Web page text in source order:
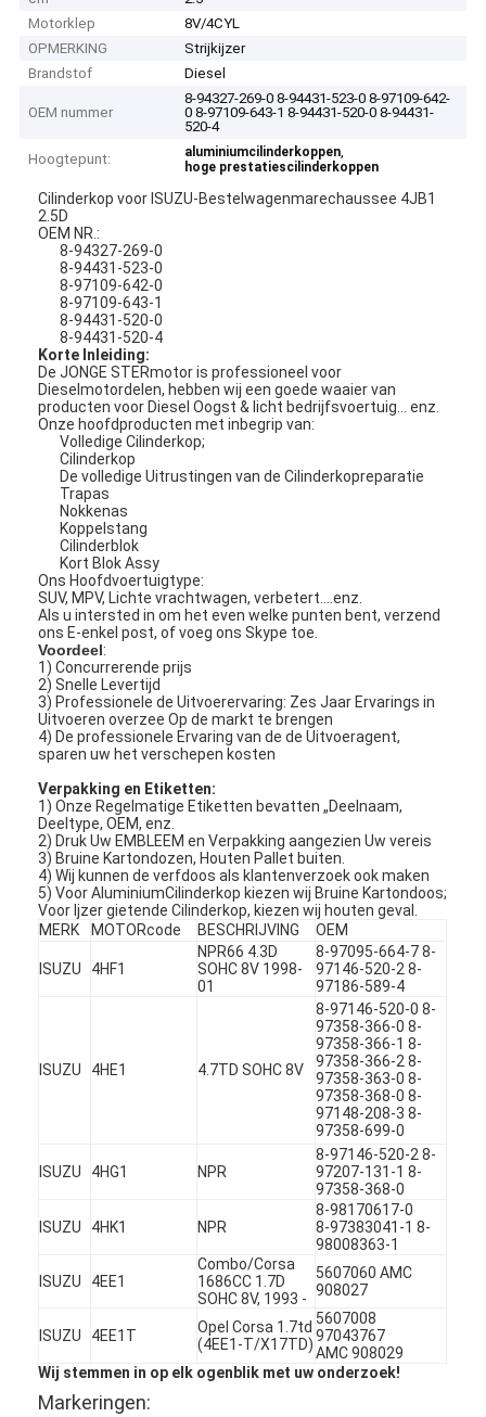
Producten
Motorklep
8V/4CYL
OPMERKING
Strijkijzer
Brandstof
Diesel
OEM nummer
8-94327-269-0 8-94431-523-0 8-97109-642-
0 8-97109-643-1 8-94431-520-0 8-94431-
520-4
Hoogtepunt:
aluminiumcilinderkoppen,
hoge prestatiescilinderkoppen
Cilinderkop voor ISUZU-Bestelwagenmarechaussee 4JB1
2.5D
OEM NR.:
8-94327-269-0
8-94431-523-0
8-97109-642-0
8-97109-643-1
8-94431-520-0
8-94431-520-4
Korte Inleiding:
De JONGE STERmotor is professioneel voor
Dieselmotordelen, hebben wij een goede waaier van
producten voor Diesel Oogst & licht bedrijfsvoertuig… enz.
Onze hoofdproducten met inbegrip van:
Volledige Cilinderkop;
Cilinderkop
De volledige Uitrustingen van de Cilinderkopreparatie
Trapas
Nokkenas
Koppelstang
Cilinderblok
Kort Blok Assy
Ons Hoofdvoertuigtype:
SUV, MPV, Lichte vrachtwagen, verbetert….enz.
Als u intersted in om het even welke punten bent, verzend
ons E-enkel post, of voeg ons Skype toe.
Voordeel:
1) Concurrerende prijs
2) Snelle Levertijd
3) Professionele de Uitvoerervaring: Zes Jaar Ervarings in
Uitvoeren overzee Op de markt te brengen
4) De professionele Ervaring van de de Uitvoeragent,
sparen uw het verschepen kosten
Verpakking en Etiketten:
1) Onze Regelmatige Etiketten bevatten „Deelnaam,
Deeltype, OEM, enz.
2) Druk Uw EMBLEEM en Verpakking aangezien Uw vereis
3) Bruine Kartondozen, Houten Pallet buiten.
4) Wij kunnen de verfdoos als klantenverzoek ook maken
5) Voor AluminiumCilinderkop kiezen wij Bruine Kartondoos;
Voor Ijzer gietende Cilinderkop, kiezen wij houten geval.
MERK
MOTORcode BESCHRIJVING OEM
ISUZU 4HF1
NPR66 4.3D
SOHC 8V 1998-
01
8-97095-664-7 8-
97146-520-2 8-
97186-589-4
ISUZU 4HE1 4.7TD SOHC 8V
8-97146-520-0 8-
97358-366-0 8-
97358-366-1 8-
97358-366-2 8-
97358-363-0 8-
97358-368-0 8-
97148-208-3 8-
97358-699-0
ISUZU 4HG1 NPR
8-97146-520-2 8-
97207-131-1 8-
97358-368-0
ISUZU 4HK1 NPR
8-98170617-0
8-97383041-1 8-
98008363-1
ISUZU 4EE1
Combo/Corsa
1686CC 1.7D
SOHC 8V, 1993 -
5607060 AMC
908027
ISUZU 4EE1T
Opel Corsa 1.7td
(4EE1-T/X17TD)
5607008
97043767
AMC 908029
Wij stemmen in op elk ogenblik met uw onderzoek!
Markeringen: